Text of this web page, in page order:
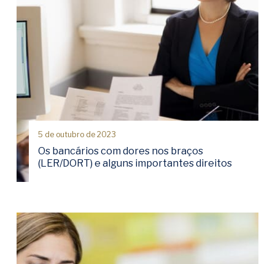
5 de outubro de 2023
Os bancários com dores nos braços
(LER/DORT) e alguns importantes direitos